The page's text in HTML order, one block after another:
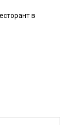
в